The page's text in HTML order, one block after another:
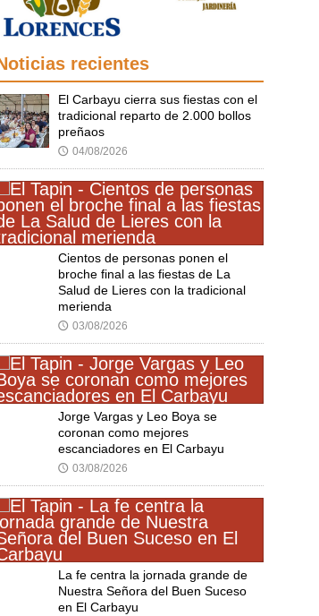
recientes
El Carbayu cierra sus fiestas con el
tradicional reparto de 2.000 bollos
preñaos
🕔 04/08/2026
Cientos de personas ponen el
broche final a las fiestas de La
Salud de Lieres con la tradicional
merienda
🕔 03/08/2026
Jorge Vargas y Leo Boya se
coronan como mejores
escanciadores en El Carbayu
🕔 03/08/2026
La fe centra la jornada grande de
Nuestra Señora del Buen Suceso
en El Carbayu